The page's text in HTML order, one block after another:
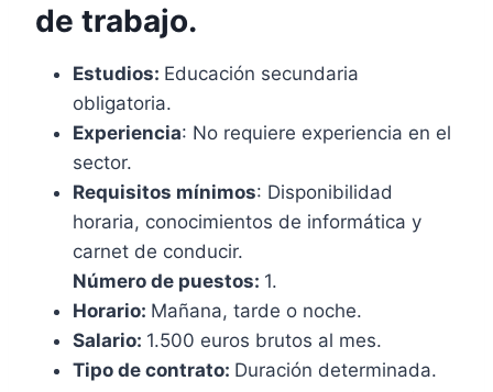
de trabajo.
Estudios: Educación secundaria
obligatoria.
Experiencia: No requiere experiencia en el
sector.
Requisitos mínimos: Disponibilidad
horaria, conocimientos de informática y
carnet de conducir.
Número de puestos: 1.
Horario: Mañana, tarde o noche.
Salario: 1.500 euros brutos al mes.
Tipo de contrato: Duración determinada.